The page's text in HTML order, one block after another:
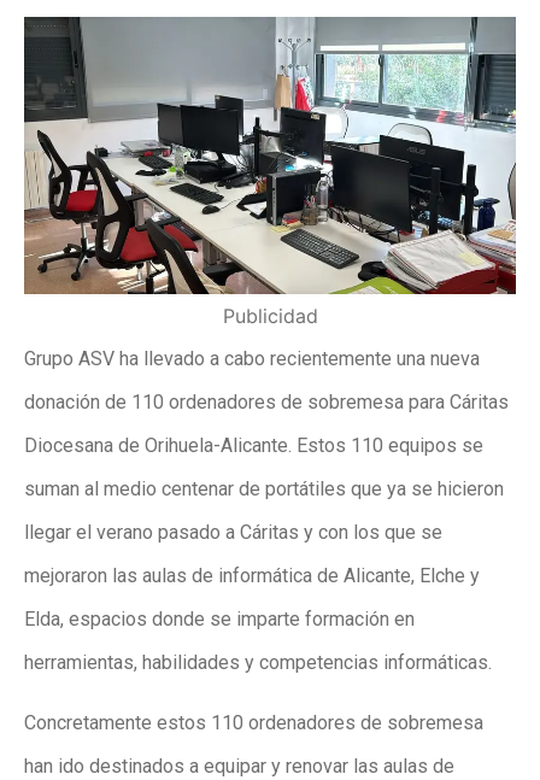
Publicidad
Grupo ASV ha llevado a cabo recientemente una nueva
donación de 110 ordenadores de sobremesa para Cáritas
Diocesana de Orihuela-Alicante. Estos 110 equipos se
suman al medio centenar de portátiles que ya se hicieron
llegar el verano pasado a Cáritas y con los que se
mejoraron las aulas de informática de Alicante, Elche y
Elda, espacios donde se imparte formación en
herramientas, habilidades y competencias informáticas.
Concretamente estos 110 ordenadores de sobremesa
han ido destinados a equipar y renovar las aulas de